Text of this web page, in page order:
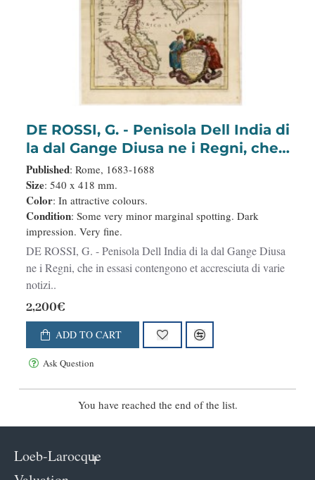
DE ROSSI, G. - Penisola Dell India di
la dal Gange Diusa ne i Regni, che
in essasi contengono et accresciuta
di varie notizie. Da Giacomo Cantelli
da Vignola e conforme le Relationi
di alcuni Padri della Compa di Giesu
di Monsu Tavernier . . . 1683
Published: Rome, 1683-1688
Size: 540 x 418 mm.
Color: In attractive colours.
Condition: Some very minor marginal spotting. Dark
impression. Very fine.
DE ROSSI, G. - Penisola Dell India di la dal Gange Diusa
ne i Regni, che in essasi contengono et accresciuta di varie
notizi..
2,200€
ADD TO CART
Ask Question
You have reached the end of the list.
Loeb-Larocque